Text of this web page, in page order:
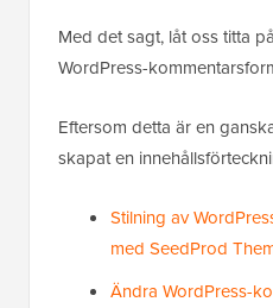
Med det sagt, låt oss titta
WordPress-
Eftersom detta är en
skapat en
Stilning av
med SeedProd
Ändra WordPress-